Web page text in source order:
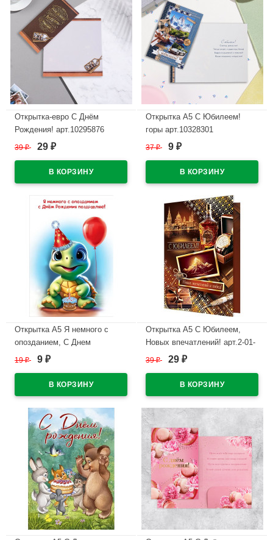
Открытка-евро С Днём
Рождения! арт.10295876
В наличии
39₽ 29 ₽
Открытка А5 С Юбилеем!
горы арт.10328301
В наличии
37₽ 9 ₽
Открытка А5 Я немного с
опозданием, С Днем
Рождения поздравляю!
19₽ 9 ₽
Открытка А5 С Юбилеем,
Новых впечатлений! арт.2-01-
39₽ 29 ₽